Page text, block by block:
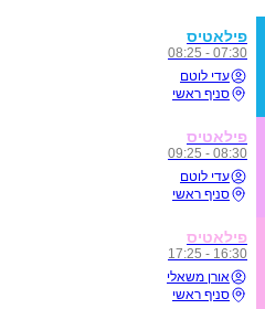
פילאטיס
07:30 - 08:25
עדי לוטם
סניף ראשי
פילאטיס
08:30 - 09:25
עדי לוטם
סניף ראשי
פילאטיס
16:30 - 17:25
אורן משאלי
סניף ראשי